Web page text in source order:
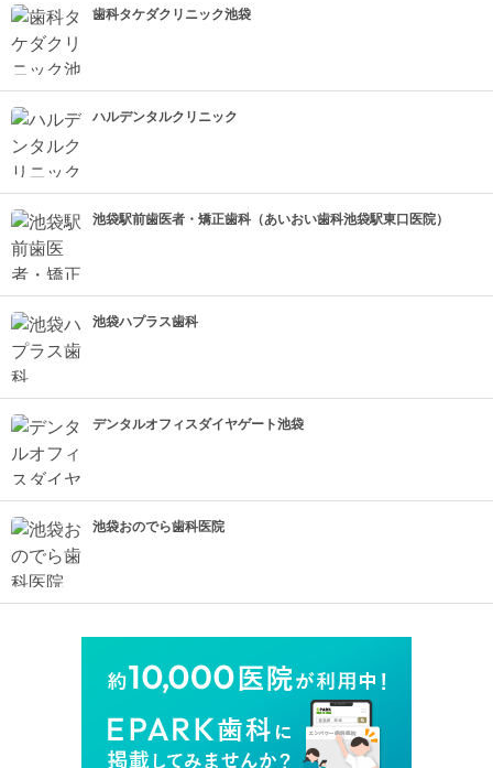
歯科タケダクリニック池袋
ハルデンタルクリニック
池袋駅前歯医者・矯正歯科（あいおい歯科池袋駅東口医院）
池袋ハプラス歯科
デンタルオフィスダイヤゲート池袋
池袋おのでら歯科医院